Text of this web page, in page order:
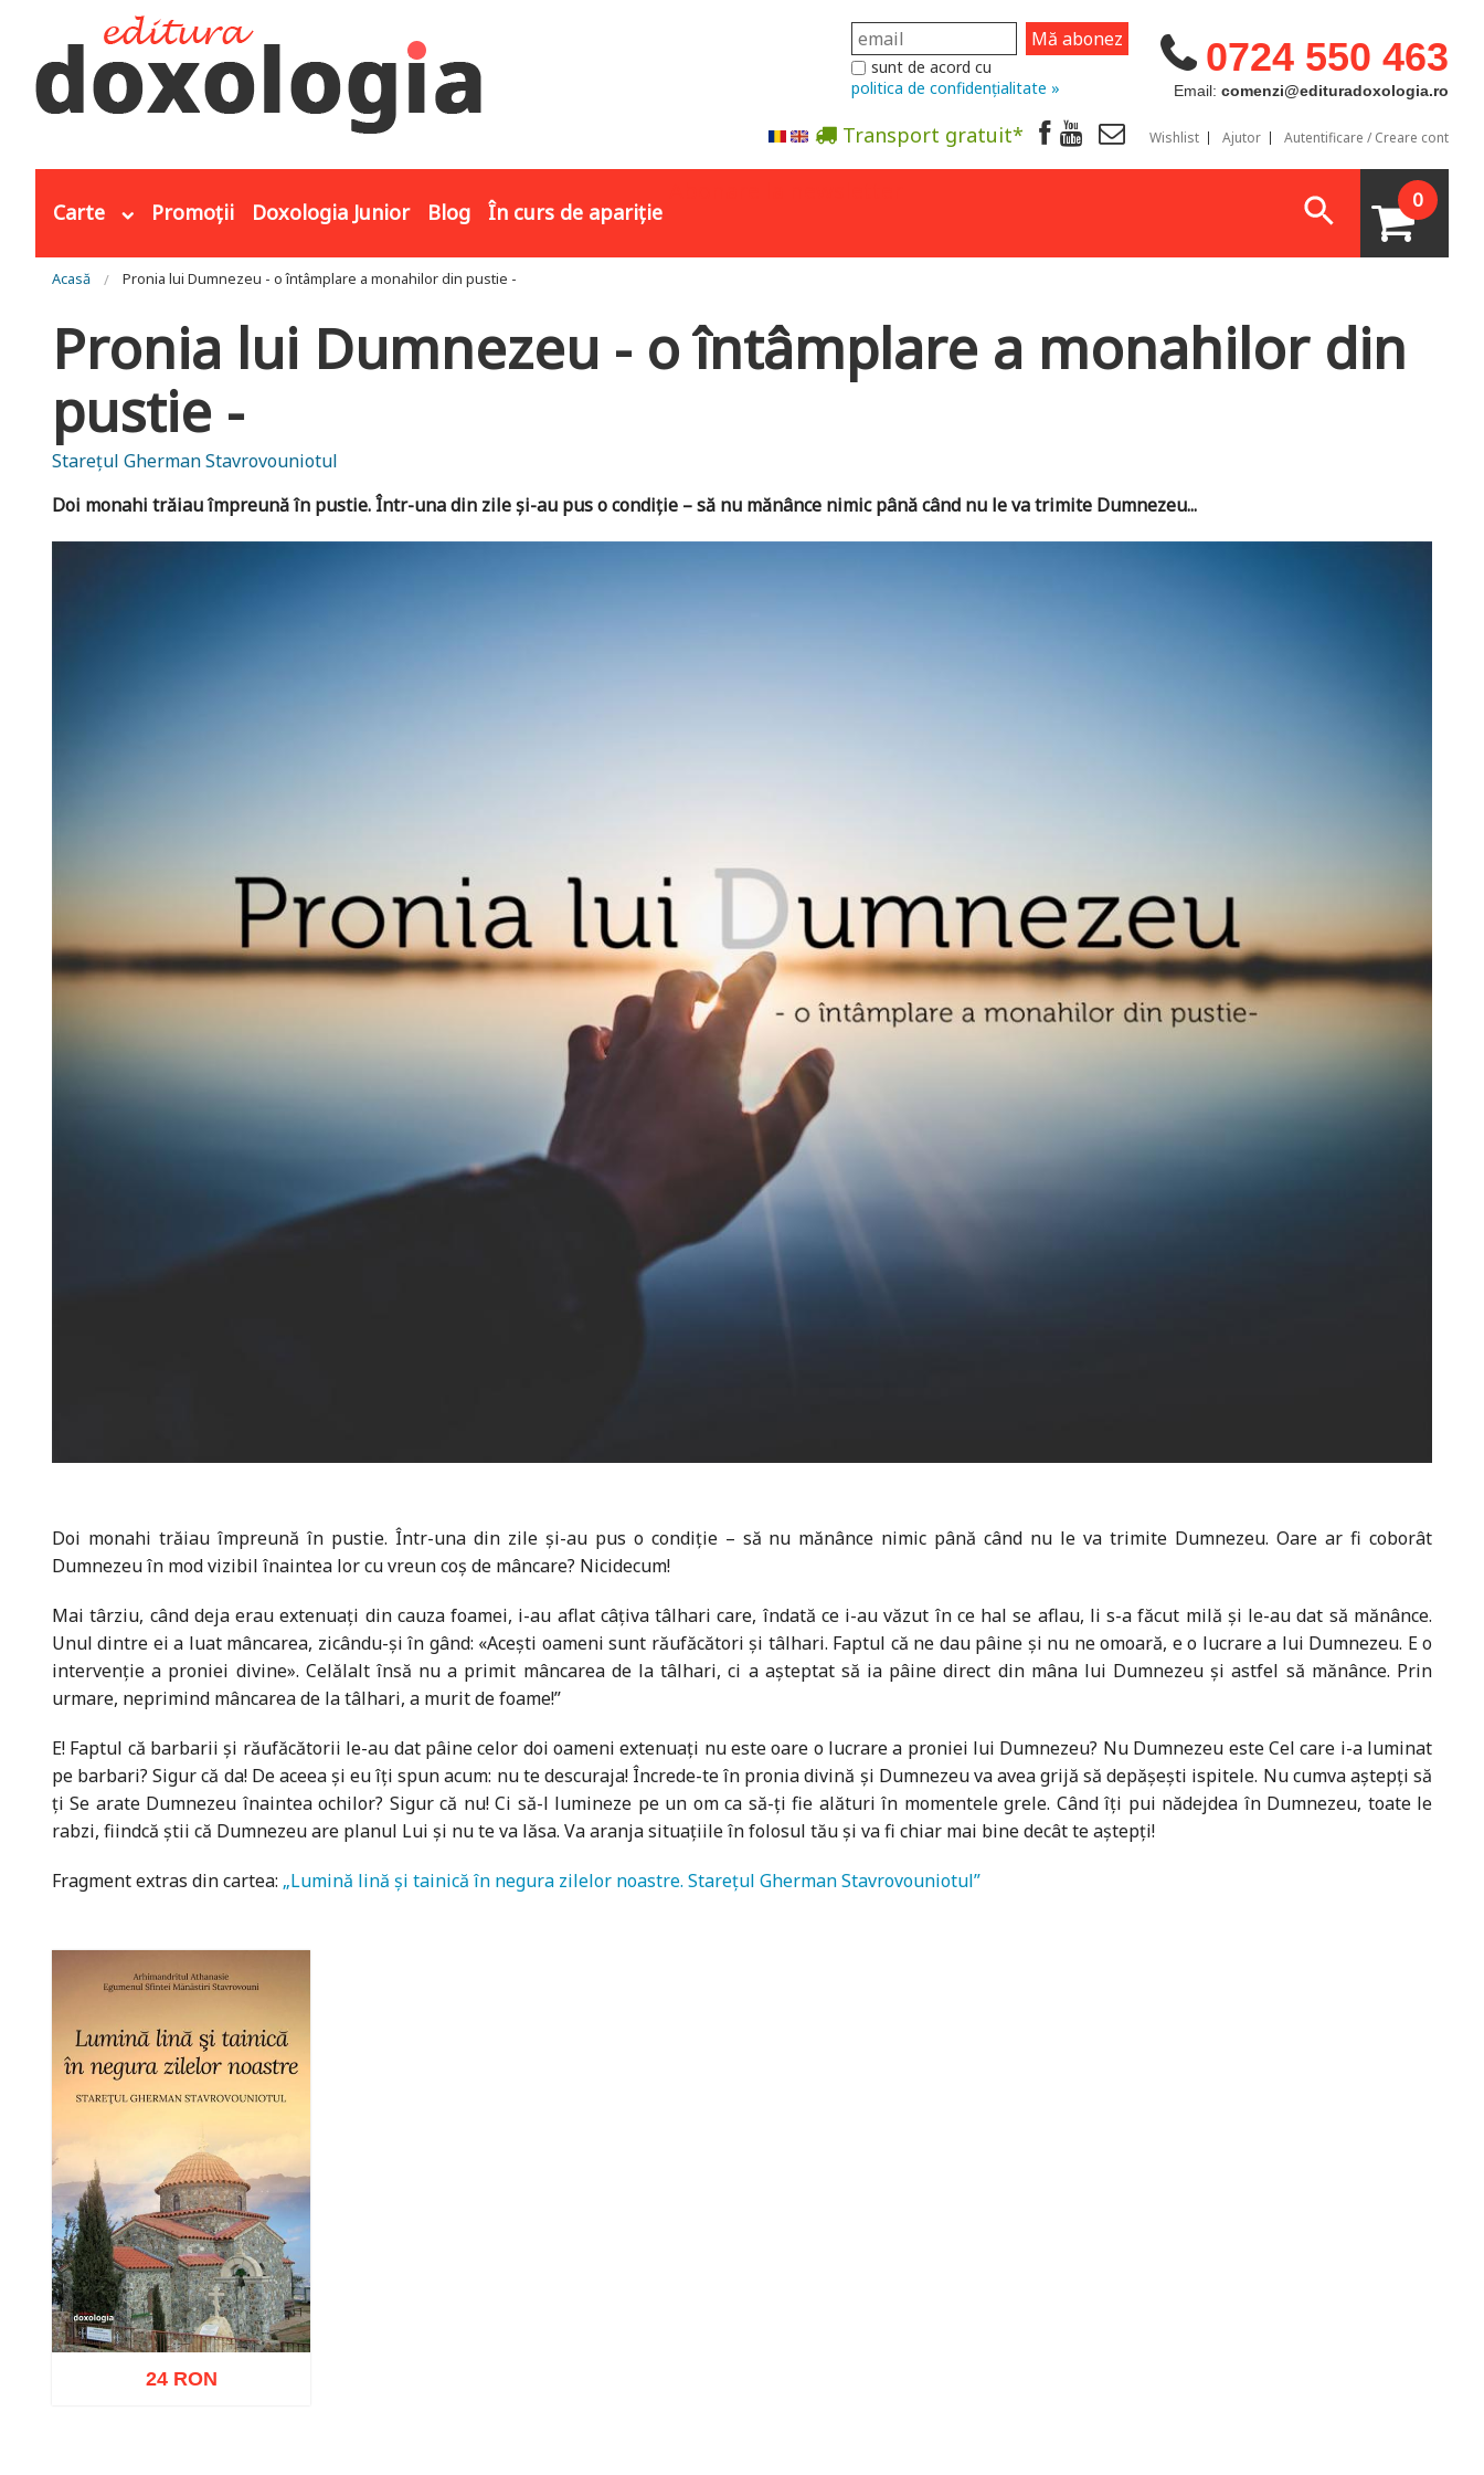
0724 550 463
Email: comenzi@edituradoxologia.ro
sunt de acord cu
politica de confidențialitate »
Transport gratuit* Wishlist Ajutor Autentificare / Creare cont
Carte Promoții Doxologia Junior Blog În curs de apariție 0
Eşti aici
Acasă Pronia lui Dumnezeu - o întâmplare a monahilor din pustie -
Pronia lui Dumnezeu - o întâmplare a monahilor din
pustie -
Starețul Gherman Stavrovouniotul
Doi monahi trăiau împreună în pustie. Într-una din zile şi-au pus o condiţie – să nu mănânce nimic până când nu le va trimite Dumnezeu...
Doi monahi trăiau împreună în pustie. Într-una din zile şi-au pus o condiţie – să nu mănânce nimic până când nu le va trimite Dumnezeu. Oare ar fi coborât
Dumnezeu în mod vizibil înaintea lor cu vreun coş de mâncare? Nicidecum!
Mai târziu, când deja erau extenuaţi din cauza foamei, i-au aflat câţiva tâlhari care, îndată ce i-au văzut în ce hal se aflau, li s-a făcut milă şi le-au dat să mănânce.
Unul dintre ei a luat mâncarea, zicându-şi în gând: «Aceşti oameni sunt răufăcători şi tâlhari. Faptul că ne dau pâine şi nu ne omoară, e o lucrare a lui Dumnezeu. E o
intervenţie a proniei divine». Celălalt însă nu a primit mâncarea de la tâlhari, ci a aşteptat să ia pâine direct din mâna lui Dumnezeu şi astfel să mănânce. Prin
urmare, neprimind mâncarea de la tâlhari, a murit de foame!”
E! Faptul că barbarii şi răufăcătorii le-au dat pâine celor doi oameni extenuaţi nu este oare o lucrare a proniei lui Dumnezeu? Nu Dumnezeu este Cel care i-a luminat
pe barbari? Sigur că da! De aceea şi eu îţi spun acum: nu te descuraja! Încrede-te în pronia divină şi Dumnezeu va avea grijă să depăşeşti ispitele. Nu cumva aştepţi să
ţi Se arate Dumnezeu înaintea ochilor? Sigur că nu! Ci să-l lumineze pe un om ca să-ţi fie alături în momentele grele. Când îţi pui nădejdea în Dumnezeu, toate le
rabzi, fiindcă ştii că Dumnezeu are planul Lui şi nu te va lăsa. Va aranja situaţiile în folosul tău şi va fi chiar mai bine decât te aştepţi!
Fragment extras din cartea: „Lumină lină și tainică în negura zilelor noastre. Starețul Gherman Stavrovouniotul”
24 RON